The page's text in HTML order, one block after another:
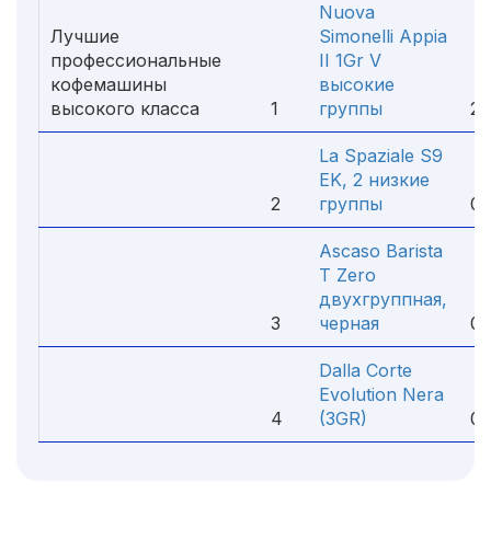
Лучшие
профессиональные
кофемашины
высокого класса
1
Nuova
Simonelli Appia
II 1Gr V
высокие
группы
2
La Spaziale S9
EK, 2 низкие
группы
3
Ascaso Barista
T Zero
двухгруппная,
черная
4
Dalla Corte
Evolution Nera
(3GR)